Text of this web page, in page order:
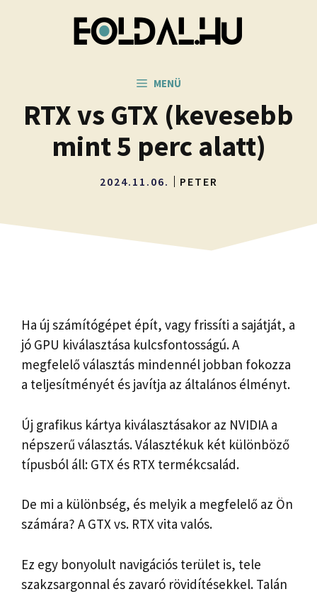
MENÜ
RTX vs GTX (kevesebb
mint 5 perc alatt)
2024.11.06. PETER
Ha új számítógépet épít, vagy frissíti a sajátját, a
jó GPU kiválasztása kulcsfontosságú. A
megfelelő választás mindennél jobban fokozza
a teljesítményét és javítja az általános élményt.
Új grafikus kártya kiválasztásakor az NVIDIA a
népszerű választás. Választékuk két különböző
típusból áll: GTX és RTX termékcsalád.
De mi a különbség, és melyik a megfelelő az Ön
számára? A GTX vs. RTX vita valós.
Ez egy bonyolult navigációs terület is, tele
szakzsargonnal és zavaró rövidítésekkel. Talán